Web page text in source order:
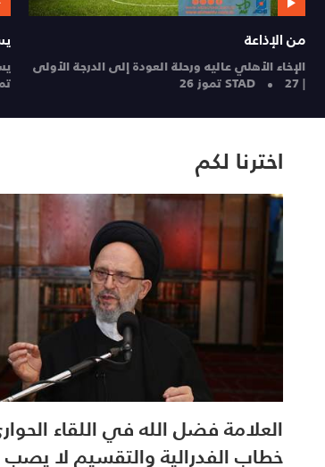
من الإذاعة
الإخاء الأهلي عاليه ورحلة العودة إلى الدرجة الأولى
| STAD27 تموز 26
اخترنا لكم
العلامة فضل الله في اللقاء
خطاب الفدرالية والتقسيم لا